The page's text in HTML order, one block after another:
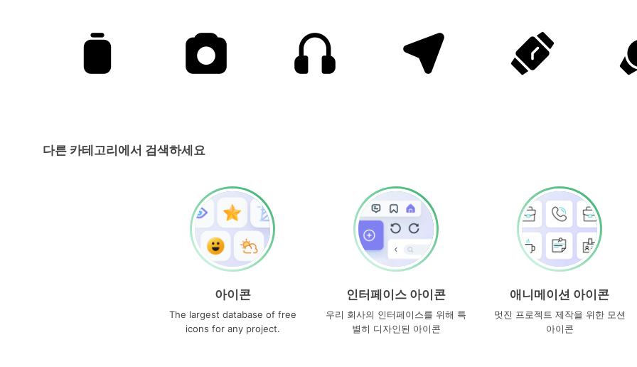
다른 카테고리에서 검색하세요
아이콘
The largest database of free
icons for any project.
인터페이스 아이콘
우리 회사의 인터페이스를 위해 특
별히 디자인된 아이콘
애니메이션 아이콘
멋진 프로젝트 제작을 위한 모션
아이콘